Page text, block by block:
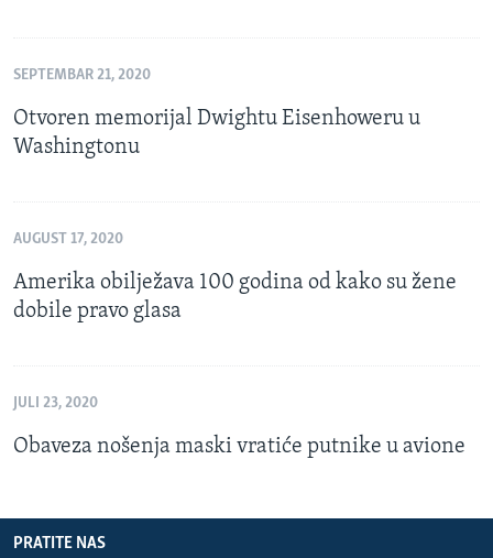
SEPTEMBAR 21, 2020
Otvoren memorijal Dwightu Eisenhoweru u
Washingtonu
AUGUST 17, 2020
Amerika obilježava 100 godina od kako su žene
dobile pravo glasa
JULI 23, 2020
Obaveza nošenja maski vratiće putnike u avione
PRATITE NAS